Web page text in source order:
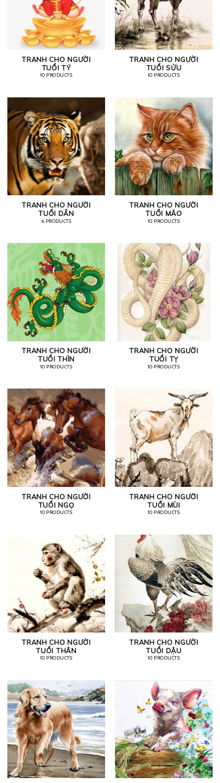
TRANH CHO NGƯỜI
TUỔI TÝ
10 PRODUCTS
TRANH CHO NGƯỜI
TUỔI SỬU
10 PRODUCTS
TRANH CHO NGƯỜI
TUỔI DẦN
6 PRODUCTS
TRANH CHO NGƯỜI
TUỔI MÃO
10 PRODUCTS
TRANH CHO NGƯỜI
TUỔI THÌN
10 PRODUCTS
TRANH CHO NGƯỜI
TUỔI TỴ
10 PRODUCTS
TRANH CHO NGƯỜI
TUỔI NGỌ
10 PRODUCTS
TRANH CHO NGƯỜI
TUỔI MÙI
10 PRODUCTS
TRANH CHO NGƯỜI
TUỔI THÂN
10 PRODUCTS
TRANH CHO NGƯỜI
TUỔI DẬU
10 PRODUCTS